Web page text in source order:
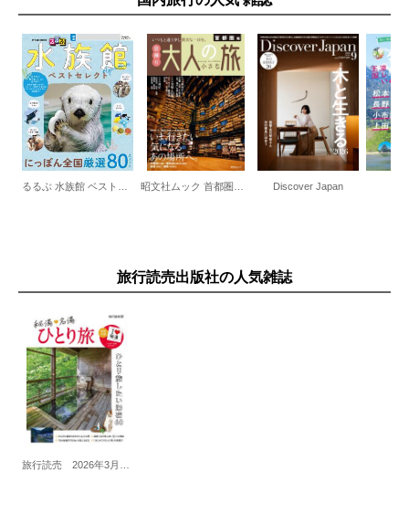
Discover Japan
旅行読売出版社の人気雑誌